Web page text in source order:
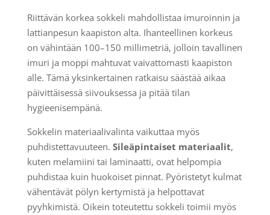
Riittävän korkea sokkeli mahdollistaa imuroinnin ja
lattianpesun kaapiston alta. Ihanteellinen korkeus
on vähintään 100–150 millimetriä, jolloin tavallinen
imuri ja moppi mahtuvat vaivattomasti kaapiston
alle. Tämä yksinkertainen ratkaisu säästää aikaa
päivittäisessä siivouksessa ja pitää tilan
hygieenisempänä.
Sokkelin materiaalivalinta vaikuttaa myös
puhdistettavuuteen. Sileäpintaiset materiaalit,
kuten melamiini tai laminaatti, ovat helpompia
puhdistaa kuin huokoiset pinnat. Pyöristetyt kulmat
vähentävät pölyn kertymistä ja helpottavat
pyyhkimistä. Oikein toteutettu sokkeli toimii myös